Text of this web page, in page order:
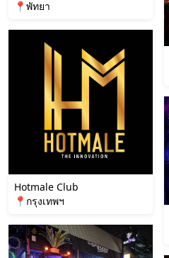
📍พัทยา
Hotmale Club
📍กรุงเทพฯ